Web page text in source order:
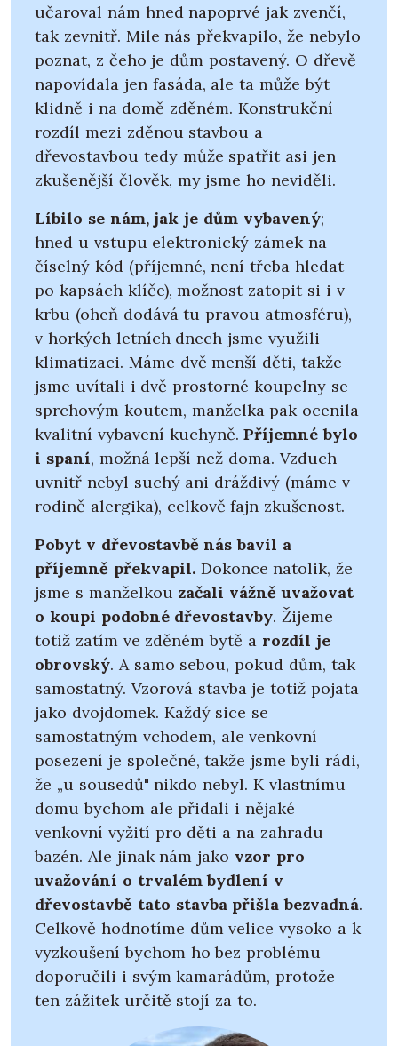
učaroval nám hned napoprvé jak zvenčí,
tak zevnitř. Mile nás překvapilo, že nebylo
poznat, z čeho je dům postavený. O dřevě
napovídala jen fasáda, ale ta může být
klidně i na domě zděném. Konstrukční
rozdíl mezi zděnou stavbou a
dřevostavbou tedy může spatřit asi jen
zkušenější člověk, my jsme ho neviděli.
Líbilo se nám, jak je dům vybavený;
hned u vstupu elektronický zámek na
číselný kód (příjemné, není třeba hledat
po kapsách klíče), možnost zatopit si i v
krbu (oheň dodává tu pravou atmosféru),
v horkých letních dnech jsme využili
klimatizaci. Máme dvě menší děti, takže
jsme uvítali i dvě prostorné koupelny se
sprchovým koutem, manželka pak ocenila
kvalitní vybavení kuchyně.Příjemné bylo
i spaní, možná lepší než doma. Vzduch
uvnitř nebyl suchý ani dráždivý (máme v
rodině alergika), celkově fajn zkušenost.
Pobyt v dřevostavbě nás bavil a
příjemně překvapil.Dokonce natolik, že
jsme s manželkou začali vážně uvažovat
o koupi podobné dřevostavby. Žijeme
totiž zatím ve zděném bytě a rozdíl je
obrovský. A samo sebou, pokud dům, tak
samostatný. Vzorová stavba je totiž pojata
jako dvojdomek. Každý sice se
samostatným vchodem, ale venkovní
posezení je společné, takže jsme byli rádi,
že „u sousedů" nikdo nebyl. K vlastnímu
domu bychom ale přidali i nějaké
venkovní vyžití pro děti a na zahradu
bazén. Ale jinak nám jako vzor pro
uvažování o trvalém bydlení v
dřevostavbě tato stavba přišla bezvadná.
Celkově hodnotíme dům velice vysoko a k
vyzkoušení bychom ho bez problému
doporučili i svým kamarádům, protože
ten zážitek určitě stojí za to.